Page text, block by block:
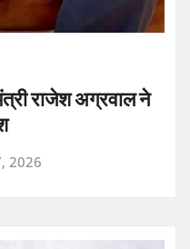
राजेश अग्रवाल ने
2026